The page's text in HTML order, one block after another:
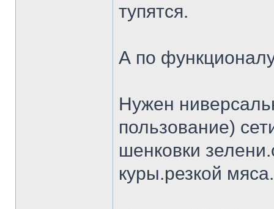
тупятся.
А по
Нужен
пользование)
шенковки
куры.резкой